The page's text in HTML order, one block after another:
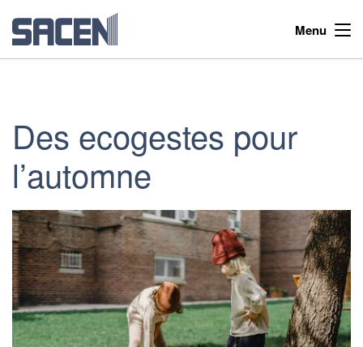
Menu
Des ecogestes pour
l’automne